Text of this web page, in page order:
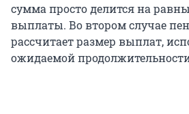
сумма просто делится на
выплаты. Во втором случае
рассчитает размер выплат,
ожидаемой